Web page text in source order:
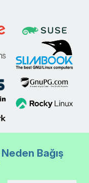
Neden Bağış